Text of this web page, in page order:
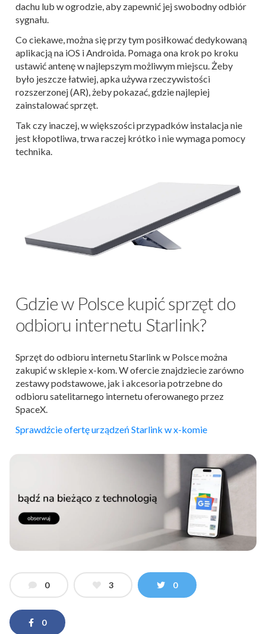
dachu lub w ogrodzie, aby zapewnić jej swobodny odbiór
sygnału.
Co ciekawe, można się przy tym posiłkować dedykowaną
aplikacją na iOS i Androida. Pomaga ona krok po kroku
ustawić antenę w najlepszym możliwym miejscu. Żeby
było jeszcze łatwiej, apka używa rzeczywistości
rozszerzonej (AR), żeby pokazać, gdzie najlepiej
zainstalować sprzęt.
Tak czy inaczej, w większości przypadków instalacja nie
jest kłopotliwa, trwa raczej krótko i nie wymaga pomocy
technika.
Gdzie w Polsce kupić sprzęt do
odbioru internetu Starlink?
Sprzęt do odbioru internetu Starlink w Polsce można
zakupić w sklepie x-kom. W ofercie znajdziecie zarówno
zestawy podstawowe, jak i akcesoria potrzebne do
odbioru satelitarnego internetu oferowanego przez
SpaceX.
Sprawdźcie ofertę urządzeń Starlink w x-komie
0 3 0
0